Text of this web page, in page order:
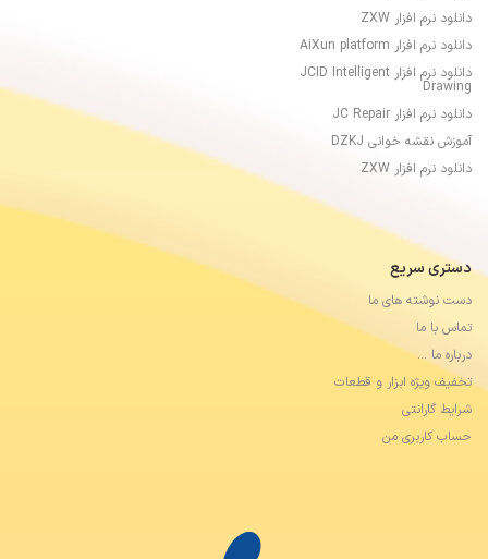
دانلود نرم افزار ZXW
دانلود نرم افزار AiXun platform
دانلود نرم افزار JCID Intelligent
Drawing
دانلود نرم افزار JC Repair
آموزش نقشه خوانی DZKJ
دانلود نرم افزار ZXW
دستری سریع
دست نوشته های ما
تماس با ما
درباره ما …
تخفیف ویژه ابزار و قطعات
شرایط گارانتی
حساب کاربری من